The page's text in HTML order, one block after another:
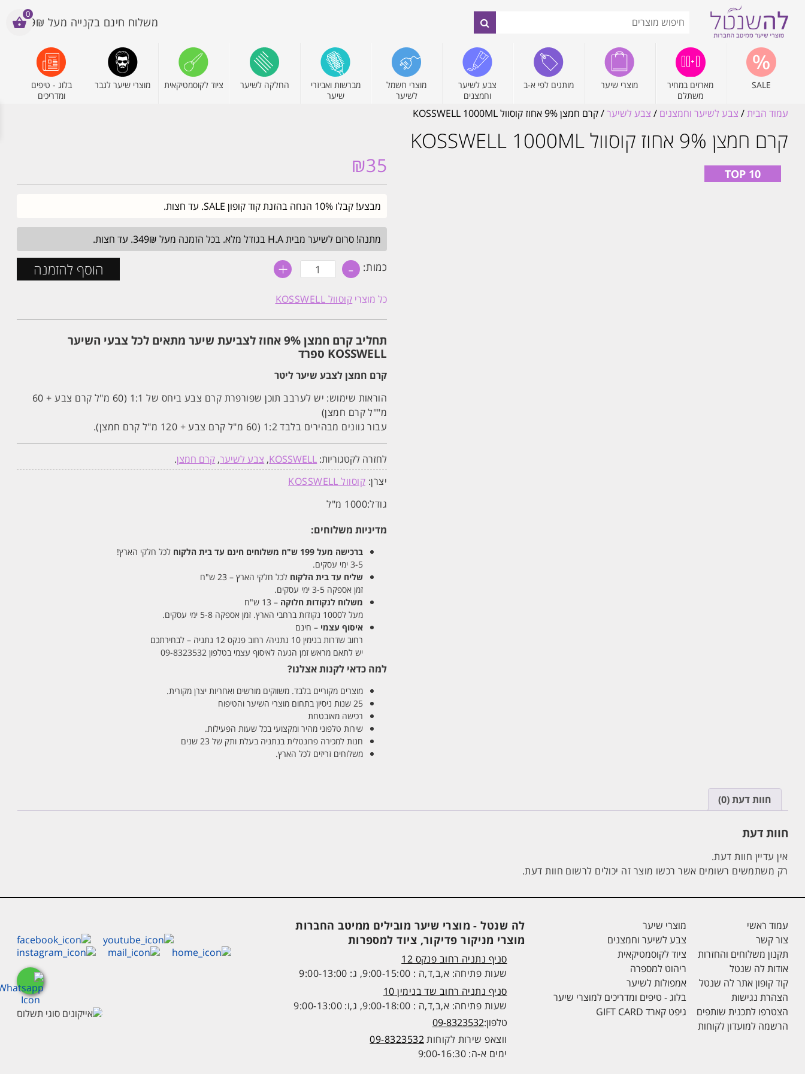
משלוח חינם בקנייה מעל 199₪
SALE
מארזים במחיר
משתלם
מוצרי שיער מותגים לפי א-ב
צבע לשיער
וחמצנים
מוצרי חשמל
לשיער
מברשות ואביזרי
שיער
החלקה לשיער ציוד לקוסמטיקאית מוצרי שיער לגבר
בלוג - טיפים
ומדריכים
עמוד הבית/ צבע לשיער וחמצנים / צבע לשיער/ קרם חמצן 9% אחוז קוסוול KOSSWELL 1000ML
קרם חמצן 9% אחוז קוסוול KOSSWELL 1000ML
₪35
מבצע! קבלו 10% הנחה בהזנת קוד קופון SALE. עד חצות.
מתנה! סרום לשיער מבית H.A בגודל מלא. בכל הזמנה מעל 349₪. עד חצות.
כמות: - כמות
של
חמצן
9%
קוסוול
1000ML
+ הוסף להזמנה
כל מוצרי קוסוול KOSSWELL
תחליב קרם חמצן 9% אחוז לצביעת שיער מתאים לכל צבעי השיער
KOSSWELL ספרד
קרם חמצן לצבע שיער ליטר
הוראות שימוש: יש לערבב תוכן שפורפרת קרם צבע ביחס של 1:1 (60 מ"ל קרם צבע + 60
מ""ל קרם חמצן)
עבור גוונים מבהירים בלבד 1:2 (60 מ"ל קרם צבע + 120 מ"ל קרם חמצן).
לחזרה לקטגוריות: KOSSWELL
, צבע לשיער, קרם חמצן.
יצרן: קוסוול KOSSWELL
גודל:1000 מ"ל
מדיניות משלוחים:
ברכישה מעל 199 ש"ח משלוחים חינם עד בית הלקוח לכל חלקי הארץ!
3-5 ימי עסקים.
שליח עד בית הלקוח לכל חלקי הארץ – 23 ש"ח
זמן אספקה 3-5 ימי עסקים.
משלוח לנקודות חלוקה – 13 ש"ח
מעל ל1000 נקודות ברחבי הארץ. זמן אספקה 5-8 ימי עסקים.
איסוף עצמי – חינם
רחוב שדרות בנימין 10 נתניה/ רחוב פנקס 12 נתניה – לבחירתכם
יש לתאם מראש זמן הגעה לאיסוף עצמי בטלפון 09-8323532
למה כדאי לקנות אצלנו?
מוצרים מקוריים בלבד. משווקים מורשים ואחריות יצרן מקורית.
25 שנות ניסיון בתחום מוצרי השיער והטיפוח
רכישה מאובטחת
שירות טלפוני מהיר ומקצועי בכל שעות הפעילות.
חנות למכירה פרונטלית בנתניה בעלת ותק של 23 שנים
משלוחים זריזים לכל הארץ.
חוות דעת (0)
חוות דעת
אין עדיין חוות דעת.
רק משתמשים רשומים אשר רכשו מוצר זה יכולים לרשום חוות דעת.
עמוד ראשי
צור קשר
תקנון משלוחים והחזרות
אודות לה שנטל
קוד קופון אתר לה שנטל
הצהרת נגישות
הצטרפו לתכנית שותפים
הרשמה למועדון לקוחות
מוצרי שיער
צבע לשיער וחמצנים
ציוד לקוסמטיקאית
ריהוט למספרה
אמפולות לשיער
בלוג - טיפים ומדריכים למוצרי שיער
גיפט קארד GIFT CARD
לה שנטל - מוצרי שיער מובילים ממיטב החברות
מוצרי מניקור פדיקור, ציוד למספרות
סניף נתניה רחוב פנקס 12
שעות פתיחה: א,ב,ד,ה : 9:00-15:00, ג: 9:00-13:00
סניף נתניה רחוב שד בנימין 10
שעות פתיחה: א,ב,ד,ה : 9:00-18:00, ג,ו: 9:00-13:00
טלפון:09-8323532
ווצאפ שירות לקוחות09-8323532
ימים א-ה: 9:00-16:30
0